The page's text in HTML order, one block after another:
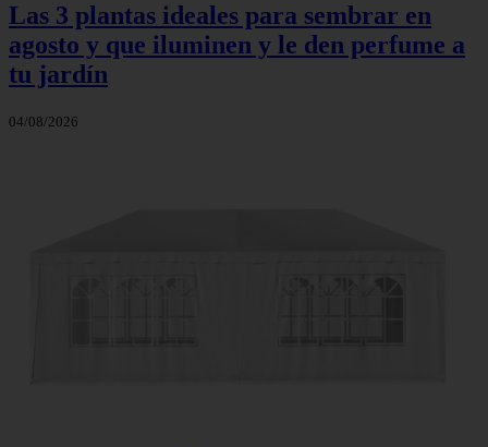
Las 3 plantas ideales para sembrar en
agosto y que iluminen y le den perfume a
tu jardín
04/08/2026